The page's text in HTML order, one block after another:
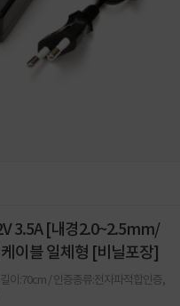
3.5A [내경2.0~2.5mm/
이블 일체형 [비닐포장]
이:70cm / 인증종류:전자파적합인증,